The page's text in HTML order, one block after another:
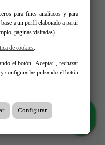
para fines analíticos y para
a un perfil elaborado a partir
páginas visitadas).
de cookies.
el botón "Aceptar", rechazar
configurarlas pulsando el botón
Configurar